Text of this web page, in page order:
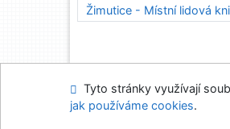
Žimutice - Místní lidová
Tyto stránky využívají
jak používáme cookies.